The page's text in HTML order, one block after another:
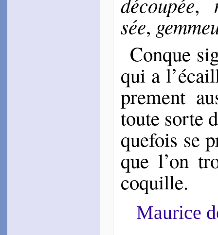
sée,
Conque
qui a
pre­ment
toute sorte
que­fois se
que l’on
coquille.
Maurice